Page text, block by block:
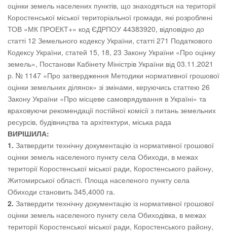
оцінки земель населених пунктів, що знаходяться на території
Коростенської міської територіальної громади, які розроблені
ТОВ «МК ПРОЕКТ+» код ЄДРПОУ 44383920, відповідно до
статті 12 Земельного кодексу України, статті 271 Податкового
Кодексу України, статей 15, 18, 23 Закону України «Про оцінку
земель», Постанови Кабінету Міністрів України від 03.11.2021
р. № 1147 «Про затвердження Методики нормативної грошової
оцінки земельних ділянок» зі змінами, керуючись статтею 26
Закону України «Про місцеве самоврядування в Україні» та
враховуючи рекомендації постійної комісії з питань земельних
ресурсів, будівництва та архітектури, міська рада
ВИРІШИЛА:
1. Затвердити технічну документацію із нормативної грошової
оцінки земель населеного пункту села Обиходи, в межах
території Коростенської міської ради, Коростенського району,
Житомирської області. Площа населеного пункту села
Обиходи становить 345,4000 га.
2. Затвердити технічну документацію із нормативної грошової
оцінки земель населеного пункту села Обиходівка, в межах
території Коростенської міської ради, Коростенського району,